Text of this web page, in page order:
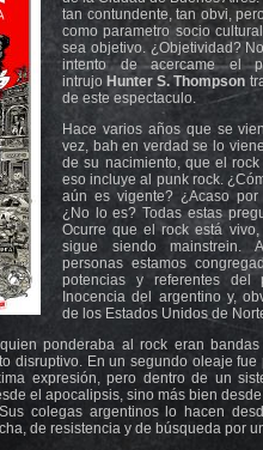
tan contundente, tan obvi,
como parametro socio
sea objetivo. ¿Objetividad?
intento de acercame el
intrujo Hunter S. Thompson
de este espectaculo.
Hace varios años que se
vez, bah en verdad se lo
de su nacimiento, que el
eso incluye al punk rock.
aún es vigente? ¿Acaso
¿No lo es? Todas estas
Ocurre que el rock está
sigue siendo mainstrein.
personas estamos
potencias y referentes del
Inocencia del argentino y,
de los Estados Unidos de
ponderaba al rock eran
disruptivo. En un segundo oleaje
expresión, pero dentro de un
el apocalipsis, sino más bien
colegas argentinos lo hacen
de resistencia y de búsqueda por